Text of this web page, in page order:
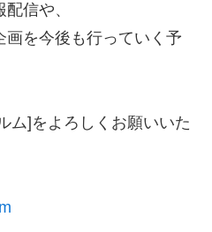
信や、
を今後も行っていく予
ム]をよろしくお願いいた